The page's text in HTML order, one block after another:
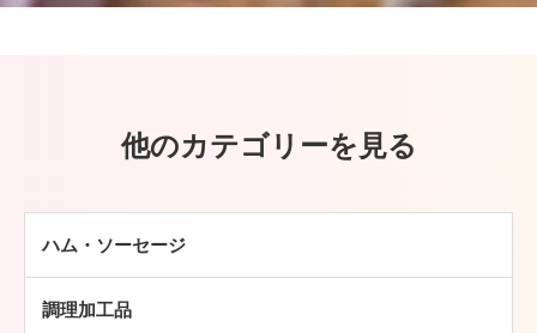
他のカテゴリーを見る
ハム・ソーセージ
調理加工品